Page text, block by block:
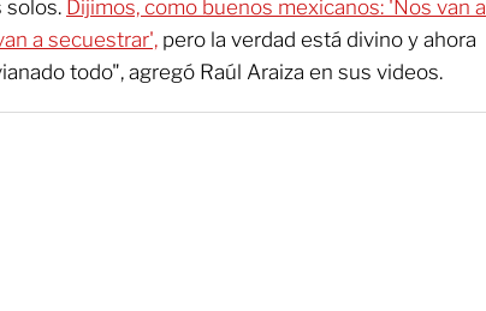
solos. Dijimos, como buenos mexicanos: 'Nos van a
a secuestrar', pero la verdad está divino y ahora
todo", agregó Raúl Araiza en sus videos.